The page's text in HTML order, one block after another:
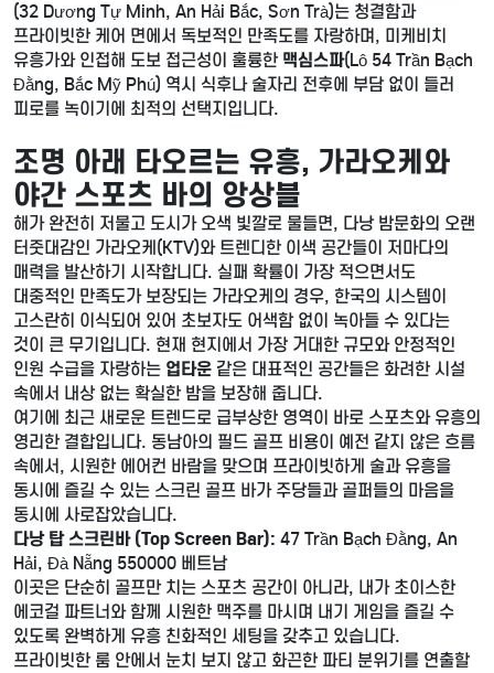
(32 Dương Tự Minh, An Hải Bắc, Sơn Trà)는 청결함과
프라이빗한 케어 면에서 독보적인 만족도를 자랑하며, 미케비치
유흥가와 인접해 도보 접근성이 훌륭한 맥심스파(Lô 54 Trần Bạch
Đằng, Bắc Mỹ Phú) 역시 식후나 술자리 전후에 부담 없이 들러
피로를 녹이기에 최적의 선택지입니다.
조명 아래 타오르는 유흥, 가라오케와
야간 스포츠 바의 앙상블
해가 완전히 저물고 도시가 오색 빛깔로 물들면, 다낭 밤문화의 오랜
터줏대감인 가라오케(KTV)와 트렌디한 이색 공간들이 저마다의
매력을 발산하기 시작합니다. 실패 확률이 가장 적으면서도
대중적인 만족도가 보장되는 가라오케의 경우, 한국의 시스템이
고스란히 이식되어 있어 초보자도 어색함 없이 녹아들 수 있다는
것이 큰 무기입니다. 현재 현지에서 가장 거대한 규모와 안정적인
인원 수급을 자랑하는 업타운 같은 대표적인 공간들은 화려한 시설
속에서 내상 없는 확실한 밤을 보장해 줍니다.
여기에 최근 새로운 트렌드로 급부상한 영역이 바로 스포츠와 유흥의
영리한 결합입니다. 동남아의 필드 골프 비용이 예전 같지 않은 흐름
속에서, 시원한 에어컨 바람을 맞으며 프라이빗하게 술과 유흥을
동시에 즐길 수 있는 스크린 골프 바가 주당들과 골퍼들의 마음을
동시에 사로잡았습니다.
다낭 탑 스크린바 (Top Screen Bar): 47 Trần Bạch Đằng, An
Hải, Đà Nẵng 550000 베트남
이곳은 단순히 골프만 치는 스포츠 공간이 아니라, 내가 초이스한
에코걸 파트너와 함께 시원한 맥주를 마시며 내기 게임을 즐길 수
있도록 완벽하게 유흥 친화적인 세팅을 갖추고 있습니다.
프라이빗한 룸 안에서 눈치 보지 않고 화끈한 파티 분위기를 연출할